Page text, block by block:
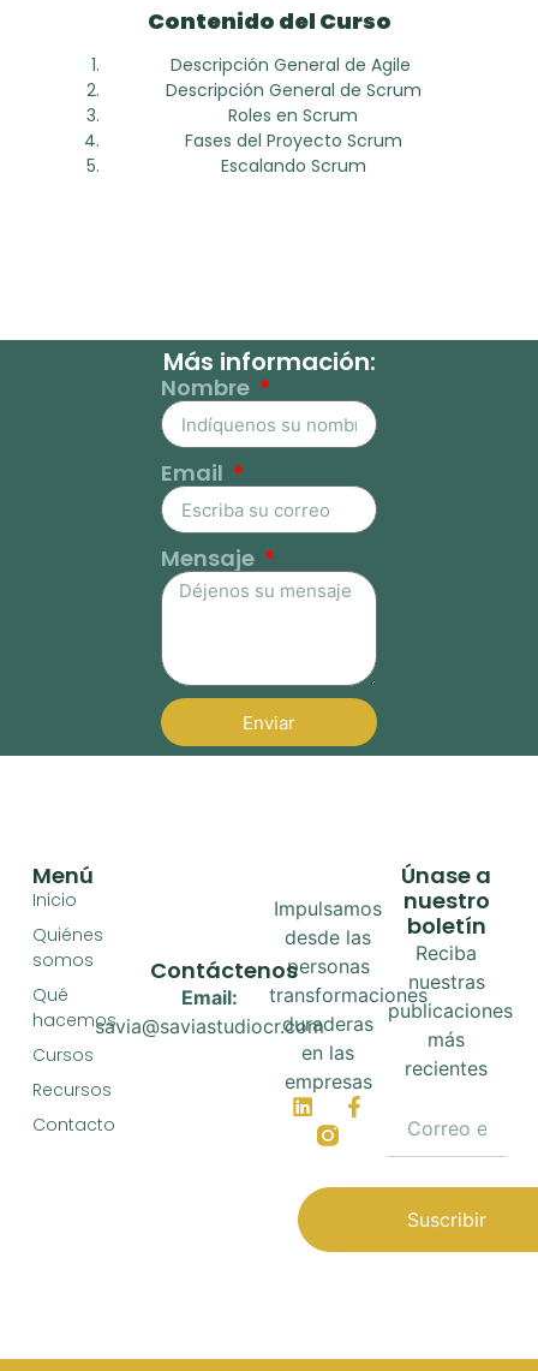
Contenido del Curso
Descripción General de Agile
Descripción General de Scrum
Roles en Scrum
Fases del Proyecto Scrum
Escalando Scrum
Más información:
Nombre
Email
Mensaje
Enviar
Impulsamos
desde las
personas
transformaciones
duraderas
en las
empresas
Menú
Inicio
Quiénes
somos
Qué
hacemos
Cursos
Recursos
Contacto
Contáctenos
Email:
savia@saviastudiocr.com
Únase a
nuestro
boletín
Reciba
nuestras
publicaciones
más
recientes
Suscribir